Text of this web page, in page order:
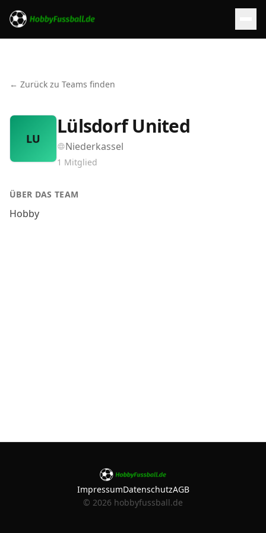
← Zurück zu Teams finden
LU
Lülsdorf United
Niederkassel
1 Mitglied
ÜBER DAS TEAM
Hobby
ImpressumDatenschutzAGB
© 2026 hobbyfussball.de